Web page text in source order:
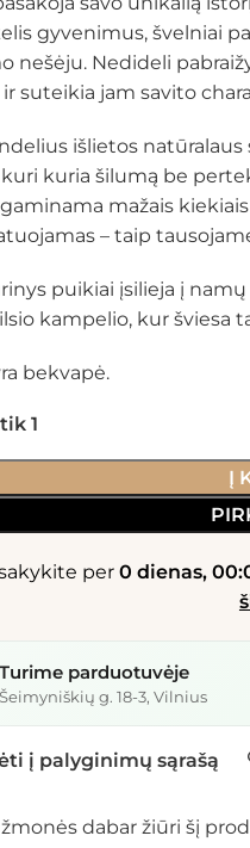
gyvenimus, švelniai
nešėju. Nedideli
suteikia jam savito
išlietos
kuria šilumą be
mažais
– taip
puikiai įsilieja į
kampelio, kur šviesa
bekvapė.
1
Į
per 0 dienas,
Turime parduotuvėje
Šeimyniškių g. 18-3, Vilnius
į palyginimų sąrašą
žmonės dabar žiūri šį